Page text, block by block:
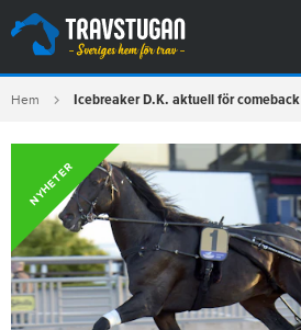
Hem Icebreaker D.K. aktuell för comeback
NYHETER